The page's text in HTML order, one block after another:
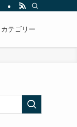
カテゴリー